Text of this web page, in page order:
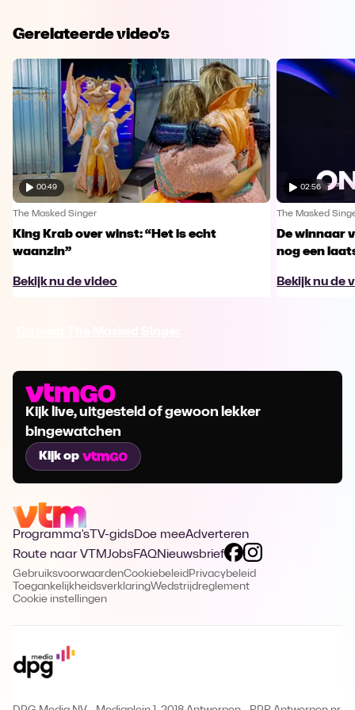
Gerelateerde video's
00:49
The Masked Singer
King Krab over winst: “Het is echt
waanzin”
Bekijk nu de video
02:56
The Masked
De winnaar
nog een
Bekijk nu de
Kijk live, uitgesteld of gewoon lekker
bingewatchen
Kijk op
Programma's TV-gidsDoe meeAdverteren
Route naar VTMJobsFAQNieuwsbrief
GebruiksvoorwaardenCookiebeleid Privacybeleid
ToegankelijkheidsverklaringWedstrijdreglement
Cookie instellingen